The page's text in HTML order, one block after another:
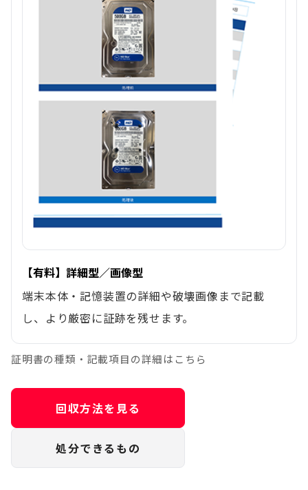
【有料】詳細型／画像型
端末本体・記憶装置の詳細や破壊画像まで記載
し、より厳密に証跡を残せます。
証明書の種類・記載項目の詳細はこちら
回収方法を見る
処分できるもの